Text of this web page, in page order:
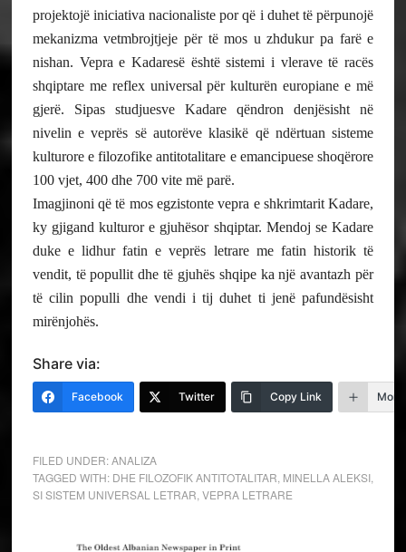
projektojë iniciativa nacionaliste por që i duhet të përpunojë
mekanizma vetmbrojtjeje për të mos u zhdukur pa farë e
nishan. Vepra e Kadaresë është sistemi i vlerave të racës
shqiptare me reflex universal për kulturën europiane e më
gjerë. Sipas studjuesve Kadare qëndron denjësisht në
nivelin e veprës së autorëve klasikë që ndërtuan sisteme
kulturore e filozofike antitotalitare e emancipuese shoqërore
100 vjet, 400 dhe 700 vite më parë.
Imagjinoni që të mos egzistonte vepra e shkrimtarit Kadare,
ky gjigand kulturor e gjuhësor shqiptar. Mendoj se Kadare
duke e lidhur fatin e veprës letrare me fatin historik të
vendit, të popullit dhe të gjuhës shqipe ka një avantazh për
të cilin populli dhe vendi i tij duhet ti jenë pafundësisht
mirënjohës.
Share via:
Facebook Twitter Copy Link More
FILED UNDER:ANALIZA
TAGGED WITH: DHE FILOZOFIK ANTITOTALITAR MINELLA ALEKSI,
SI SISTEM UNIVERSAL LETRAR VEPRA LETRARE